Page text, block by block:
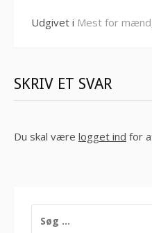
Udgivet i Mest for mænd
SKRIV ET SVAR
Du skal være logget ind for
EFTER: